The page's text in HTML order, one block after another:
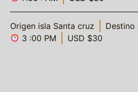
Origen isla Santa cruz
Destino
3 :00 PM
USD $30